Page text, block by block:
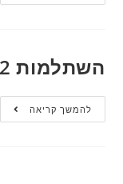
השתלמות 2
להמשך קריאה